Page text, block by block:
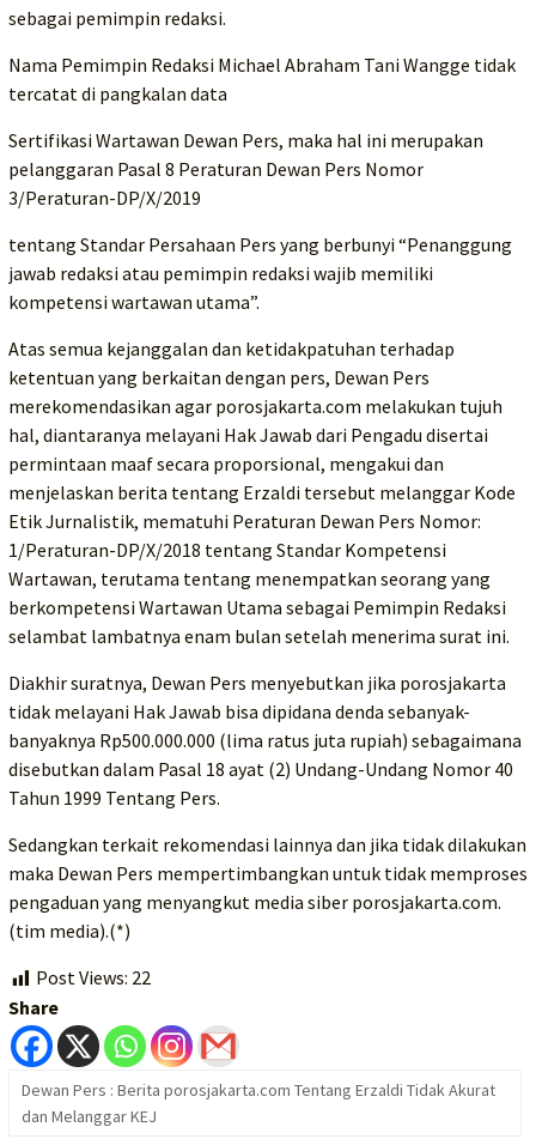
sebagai pemimpin redaksi.
Nama Pemimpin Redaksi Michael Abraham Tani Wangge tidak
tercatat di pangkalan data
Sertifikasi Wartawan Dewan Pers, maka hal ini merupakan
pelanggaran Pasal 8 Peraturan Dewan Pers Nomor
3/Peraturan-DP/X/2019
tentang Standar Persahaan Pers yang berbunyi “Penanggung
jawab redaksi atau pemimpin redaksi wajib memiliki
kompetensi wartawan utama”.
Atas semua kejanggalan dan ketidakpatuhan terhadap
ketentuan yang berkaitan dengan pers, Dewan Pers
merekomendasikan agar porosjakarta.com melakukan tujuh
hal, diantaranya melayani Hak Jawab dari Pengadu disertai
permintaan maaf secara proporsional, mengakui dan
menjelaskan berita tentang Erzaldi tersebut melanggar Kode
Etik Jurnalistik, mematuhi Peraturan Dewan Pers Nomor:
1/Peraturan-DP/X/2018 tentang Standar Kompetensi
Wartawan, terutama tentang menempatkan seorang yang
berkompetensi Wartawan Utama sebagai Pemimpin Redaksi
selambat lambatnya enam bulan setelah menerima surat ini.
Diakhir suratnya, Dewan Pers menyebutkan jika porosjakarta
tidak melayani Hak Jawab bisa dipidana denda sebanyak-
banyaknya Rp500.000.000 (lima ratus juta rupiah) sebagaimana
disebutkan dalam Pasal 18 ayat (2) Undang-Undang Nomor 40
Tahun 1999 Tentang Pers.
Sedangkan terkait rekomendasi lainnya dan jika tidak dilakukan
maka Dewan Pers mempertimbangkan untuk tidak memproses
pengaduan yang menyangkut media siber porosjakarta.com.
(tim media).(*)
Post Views: 22
Share
Dewan Pers : Berita porosjakarta.com Tentang Erzaldi Tidak Akurat
dan Melanggar KEJ